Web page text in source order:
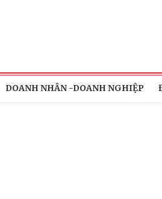
DOANH NHÂN -DOANH NGHIỆP